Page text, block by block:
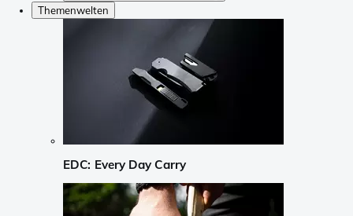
Themenwelten
EDC: Every Day Carry